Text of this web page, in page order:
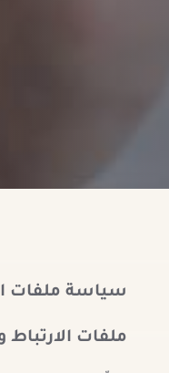
سياسة ملفات
ملفات الارتباط